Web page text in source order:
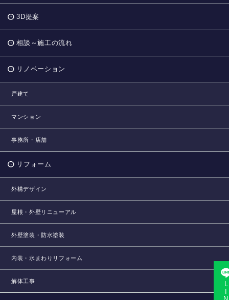
3D提案
相談～施工の流れ
リノベーション
戸建て
マンション
事務所・店舗
リフォーム
外構デザイン
屋根・外壁リニューアル
外壁塗装・防水塗装
内装・水まわりリフォーム
解体工事